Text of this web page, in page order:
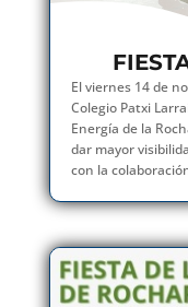
El viernes 14 de
Colegio Patxi
Energía de la
dar mayor
con la